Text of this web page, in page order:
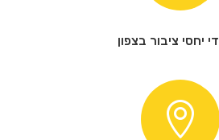
יחסי ציבור בצפון
